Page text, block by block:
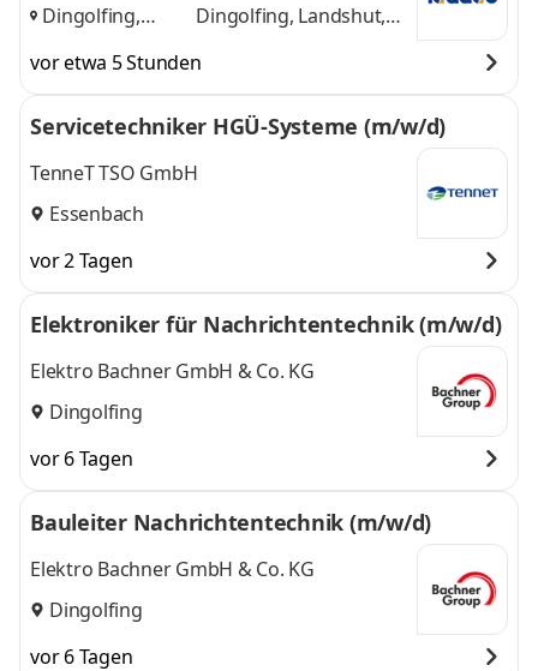
Dingolfing,
München,
Dingolfing, Landshut,
vor etwa 5 Stunden
Servicetechniker HGÜ-Systeme (m/w/d)
TenneT TSO GmbH
Essenbach
vor 2 Tagen
Elektroniker für Nachrichtentechnik (m/w/d)
Elektro Bachner GmbH & Co. KG
Dingolfing
vor 6 Tagen
Bauleiter Nachrichtentechnik (m/w/d)
Elektro Bachner GmbH & Co. KG
Dingolfing
vor 6 Tagen